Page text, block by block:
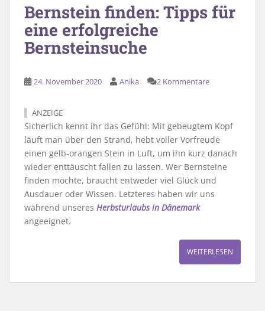
Bernstein finden: Tipps für
eine erfolgreiche
Bernsteinsuche
24. November 2020 Anika 2 Kommentare
ANZEIGE
Sicherlich kennt ihr das Gefühl: Mit gebeugtem Kopf
läuft man über den Strand, hebt voller Vorfreude
einen gelb-orangen Stein in Luft, um ihn kurz danach
wieder enttäuscht fallen zu lassen. Wer Bernsteine
finden möchte, braucht entweder viel Glück und
Ausdauer oder Wissen. Letzteres haben wir uns
während unseres Herbsturlaubs in Dänemark
angeeignet.
WEITERLESEN